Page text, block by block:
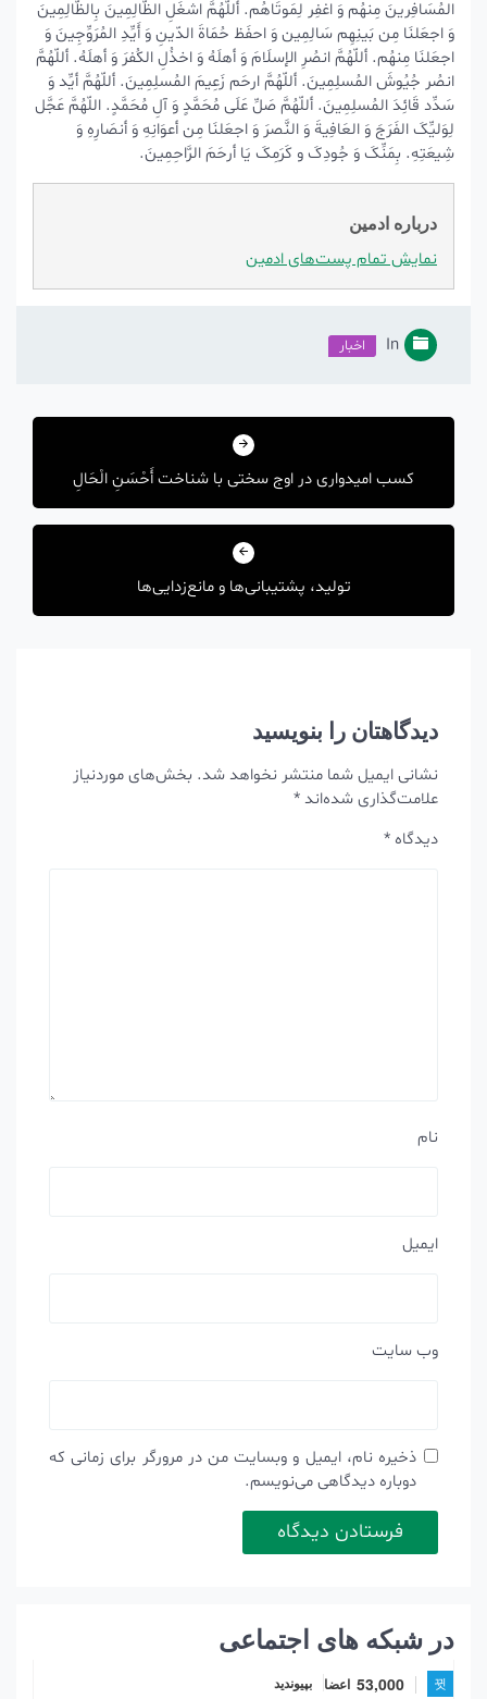
المُسَافِرینَ مِنهُم وَ اغفِر لِمَوتَاهُم. أللّهُمَّ اشغَلِ الظّالِمِینَ بِالظّالِمِینَ
وَ اجعَلنَا مِن بَینِهِم سَالِمِین وَ احفَظ حُمَاةَ الدّینِ وَ أَیِّدِ المُرَوِّجِینَ وَ
اجعَلنَا مِنهُم. أللّهُمَّ انصُرِ الإسلَامَ وَ أهلَهُ وَ اخذُلِ الکُفرَ وَ أهلَهُ. أللّهُمَّ
انصُر جُیُوشَ المُسلِمِینَ. أللّهُمَّ ارحَم زَعِیمَ المُسلِمِینَ. أللّهُمَّ أیِّد وَ
سَدِّد قَائِدَ المُسلِمِینَ. أللّهُمَّ صَلِّ عَلَی مُحَمَّدٍ وَ آلِ مُحَمَّدٍ. اللّهُمَّ عَجَّل
لِوَلیِّکَ الفَرَجَ وَ العَافِیةَ وَ النَّصرَ وَ اجعَلنَا مِن أعوَانِهِ وَ أنصَارِهِ وَ
شِیعَتِهِ. بِمَنِّکَ وَ جُودِکَ و کَرَمِکَ یَا أرحَمَ الرَّاحِمِینَ.
درباره ادمین
نمایش تمام پست‌های ادمین
In اخبار
راهبری
کسب امیدواری در اوج سختی با شناخت أَحْسَنِ الْحَالِ
تولید، پشتیبانی‌ها و مانع‌زدایی‌ها
دیدگاهتان را بنویسید
نشانی ایمیل شما منتشر نخواهد شد. بخش‌های موردنیاز
علامت‌گذاری شده‌اند*
دیدگاه *
نام
ایمیل
وب‌ سایت
ذخیره نام، ایمیل و وبسایت من در مرورگر برای زمانی که
دوباره دیدگاهی می‌نویسم.
در شبکه های اجتماعی
53,000 اعضا بپیوندید